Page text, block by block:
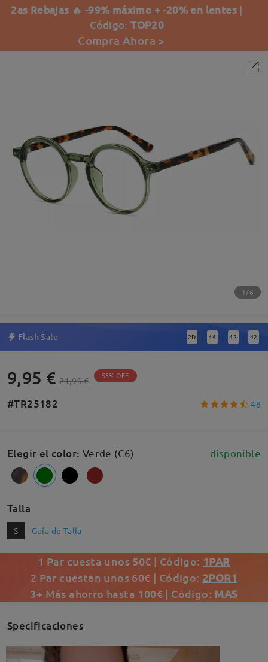
2as Rebajas 🔥 -99% máximo + -20% en lentes |
Código:TOP20
Compra Ahora >
1/6
Flash Sale 2D : 14 : 42 : 42
9,95 € 21,95 € 55% OFF
#TR25182 48
Elegir el color: Verde (C6) disponible
Talla
S Guía de Talla
1 Par cuesta unos 50€ | Código: 1PAR
2 Par cuestan unos 60€ | Código: 2POR1
3+ Más ahorro hasta 100€ | Código: MAS
Specificaciones